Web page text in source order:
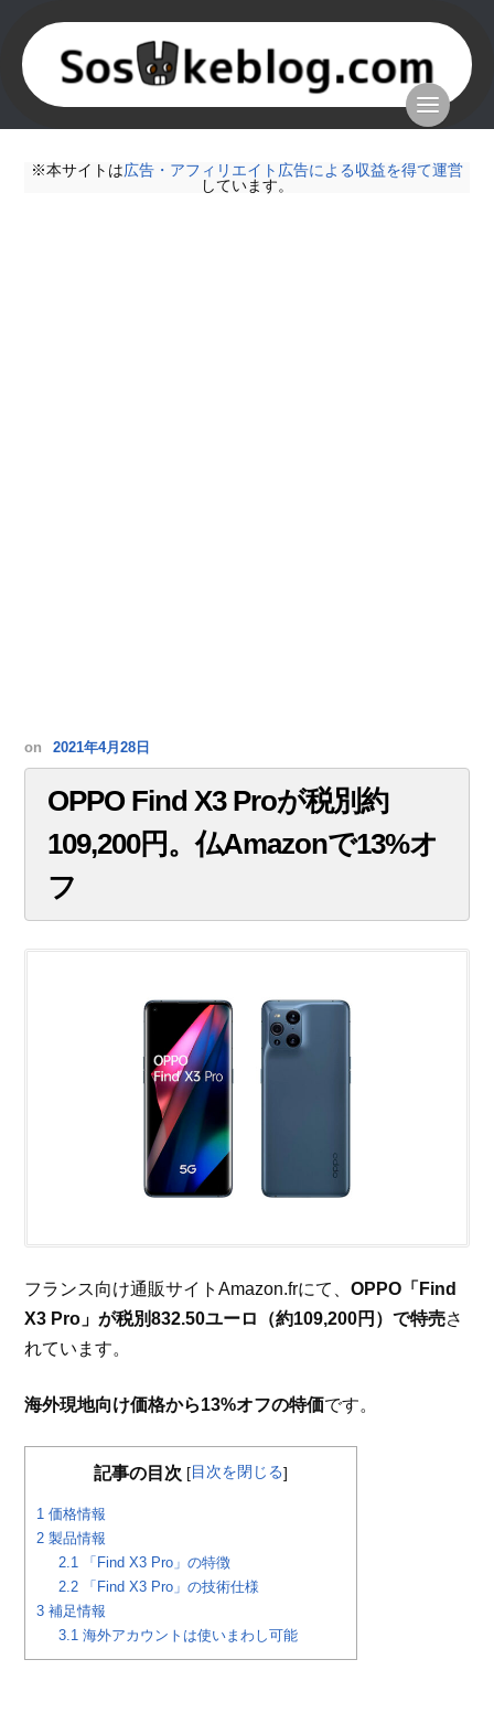
※本サイトは広告・アフィリエイト広告による収益を得て運営
しています。
on 2021年4月28日
OPPO Find X3 Proが税別約
109,200円。仏Amazonで13%オ
フ
フランス向け通販サイトAmazon.frにて、OPPO「Find
X3 Pro」が税別832.50ユーロ（約109,200円）で特売さ
れています。
海外現地向け価格から13%オフの特価です。
記事の目次 [目次を閉じる]
1 価格情報
2 製品情報
2.1 「Find X3 Pro」の特徴
2.2 「Find X3 Pro」の技術仕様
3 補足情報
3.1 海外アカウントは使いまわし可能